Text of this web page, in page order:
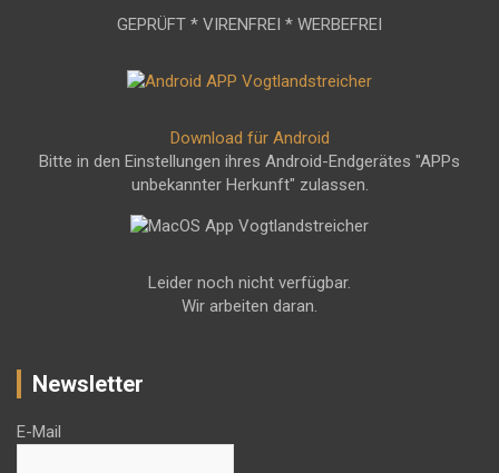
GEPRÜFT * VIRENFREI * WERBEFREI
Download für Android
Bitte in den Einstellungen ihres Android-Endgerätes "APPs
unbekannter Herkunft" zulassen.
Leider noch nicht verfügbar.
Wir arbeiten daran.
Newsletter
E-Mail